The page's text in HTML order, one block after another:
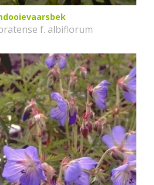
f. albiflorum